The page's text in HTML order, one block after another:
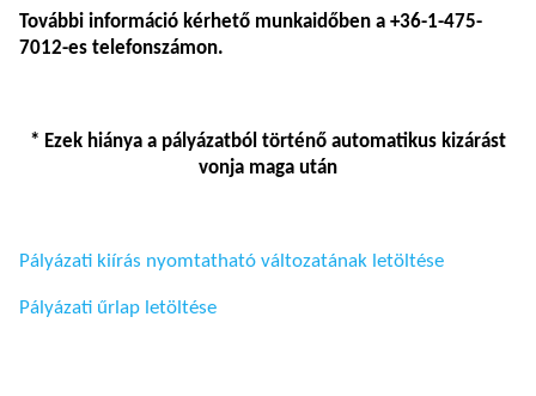
További információ kérhető munkaidőben a +36-1-475-
7012-es telefonszámon.
* Ezek hiánya a pályázatból történő automatikus kizárást
vonja maga után
Pályázati kiírás nyomtatható változatának letöltése
Pályázati űrlap letöltése